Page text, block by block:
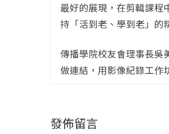
最好的展現，在剪輯課程
持「活到老、學到老」的
傳播學院校友會理事長吳
做連結，用影像紀錄工作
發佈留言